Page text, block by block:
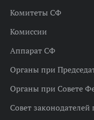
Комитеты СФ
Комиссии
Аппарат СФ
Органы при
Органы при Совете
Совет